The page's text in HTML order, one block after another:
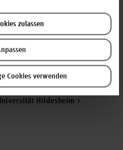
zulassen
Cookies verwenden
Akademie)
HsH-Akademie
Hildesheim